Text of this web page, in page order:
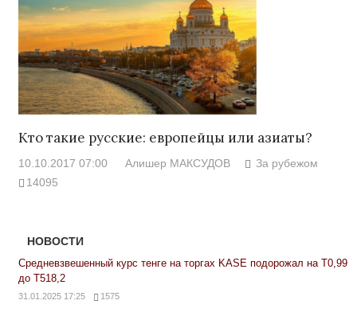
Кто такие русские: европейцы или азиаты?
10.10.2017 07:00 Алишер МАКСУДОВ
За рубежом
14095
НОВОСТИ
Средневзвешенный курс тенге на торгах KASE подорожал на Т0,99
до Т518,2
31.01.2025 17:25 1575